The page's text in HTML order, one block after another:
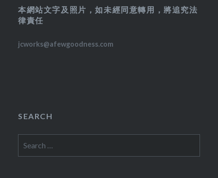
本網站文字及照片，如未經同意轉用，將追究法
律責任
jcworks@afewgoodness.com
SEARCH
for: